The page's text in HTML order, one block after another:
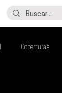
Coberturas